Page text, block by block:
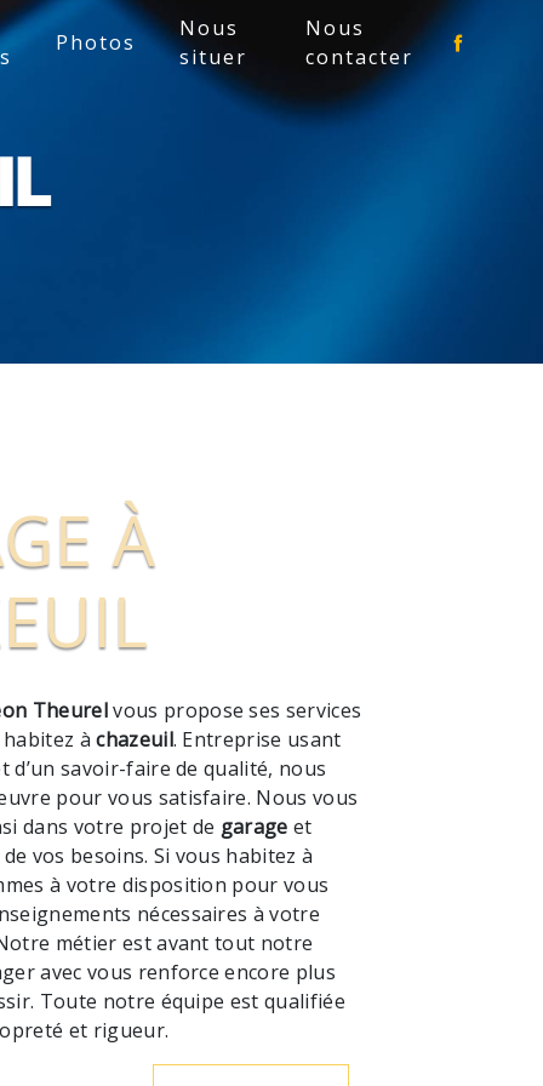
Photos
Nous
situer
Nous
contacter
À
Theurelvous propose ses services
habitez àchazeuil. Entreprise usant
d’un savoir-faire de qualité, nous
pour vous satisfaire. Nous vous
dans votre projet de garage et
vos besoins. Si vous habitez à
à votre disposition pour vous
nécessaires à votre
métier est avant tout notre
avec vous renforce encore plus
Toute notre équipe est qualifiée
et rigueur.